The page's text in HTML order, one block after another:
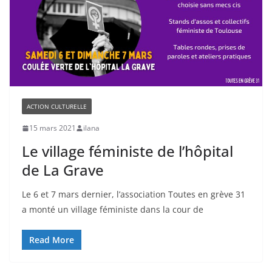
ACTION CULTURELLE
15 mars 2021 ilana
Le village féministe de l’hôpital
de La Grave
Le 6 et 7 mars dernier, l’association Toutes en grève 31
a monté un village féministe dans la cour de
Read More